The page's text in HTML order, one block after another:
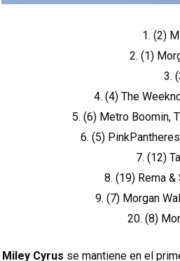
1. (2)
2. (1)
3.
4. (4) The
5. (6) Metro Boomin,
6. (5)
7. (12)
8. (19) Rema
9. (7) Morgan
20. (8)
Miley Cyrus se mantiene en el